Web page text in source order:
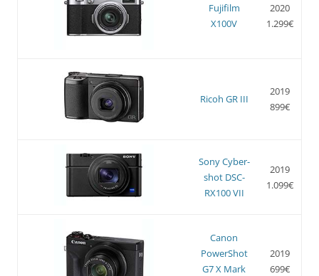
Fujifilm
X100V
2020
1.299€
Ricoh GR III
2019
899€
Sony Cyber-
shot DSC-
RX100 VII
2019
1.099€
Canon
PowerShot
G7 X Mark
2019
699€